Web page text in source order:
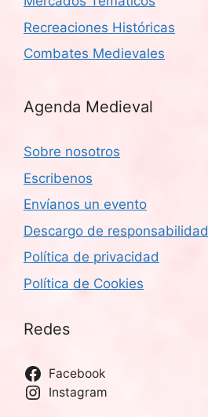
Recreaciones Históricas
Combates Medievales
Agenda Medieval
Sobre nosotros
Escribenos
Envíanos un evento
Descargo de responsabilidad
Política de privacidad
Política de Cookies
Redes
Facebook
Instagram